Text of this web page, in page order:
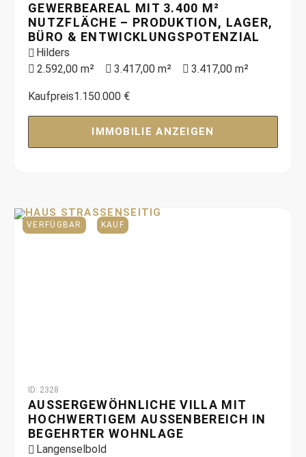
GEWERBEAREAL MIT 3.400 M²
NUTZFLÄCHE – PRODUKTION, LAGER,
BÜRO & ENTWICKLUNGSPOTENZIAL
Hilders
2.592,00 m²
3.417,00 m² 3.417,00 m²
Kaufpreis1.150.000 €
IMMOBILIE ANZEIGEN
VERFÜGBAR KAUF
ID: 2328
AUSSERGEWÖHNLICHE VILLA MIT H
OCHWERTIGEM AUSSENBEREICH IN BE
GEHRTER WOHNLAGE
Langenselbold